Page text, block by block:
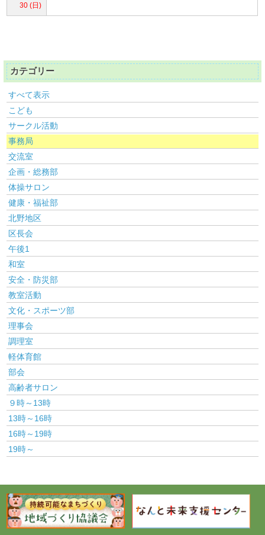
30 (日)
カテゴリー
すべて表示
こども
サークル活動
事務局
交流室
企画・総務部
体操サロン
健康・福祉部
北野地区
区長会
午後1
和室
安全・防災部
教室活動
文化・スポーツ部
理事会
調理室
軽体育館
部会
高齢者サロン
９時～13時
13時～16時
16時～19時
19時～